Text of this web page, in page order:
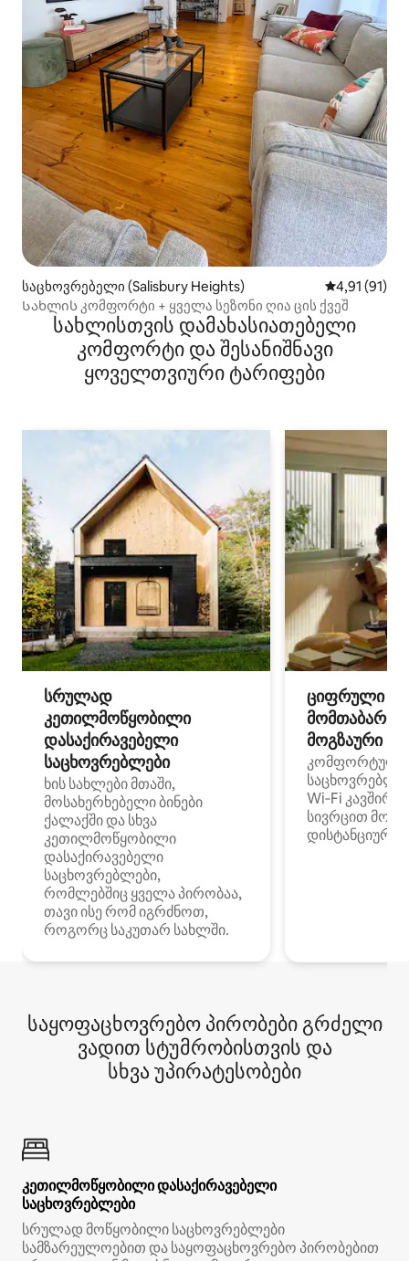
საცხოვრებელი (Salisbury Heights) საშუალო
4,91 (91)
Სახლის კომფორტი + ყველა სეზონი ღია ცის ქვეშ
სახლისთვის დამახასიათებელი
კომფორტი და შესანიშნავი
ყოველთვიური ტარიფები
სრულად
კეთილმოწყობილი
დასაქირავებელი
საცხოვრებლები
ხის სახლები მთაში,
მოსახერხებელი ბინები
ქალაქში და სხვა
კეთილმოწყობილი
დასაქირავებელი
საცხოვრებლები,
რომლებშიც ყველა პირობაა,
თავი ისე რომ იგრძნოთ,
როგორც საკუთარ სახლში.
ციფრული
მოგზაური
კომფორტული
Wi‑Fi
სივრცით
დისტანციური
საყოფაცხოვრებო პირობები გრძელი
ვადით სტუმრობისთვის და
სხვა უპირატესობები
კეთილმოწყობილი დასაქირავებელი
საცხოვრებლები
სრულად მოწყობილი საცხოვრებლები
სამზარეულოებით და საყოფაცხოვრებო პირობებით